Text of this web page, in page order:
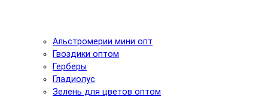
Альстромерии мини опт
Гвоздики оптом
Герберы
Гладиолус
Зелень для цветов оптом